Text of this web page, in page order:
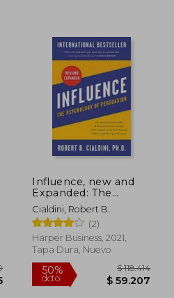
Influence, new and
Expanded: The
Psychology of
Persuasion (en
Inglés)
Cialdini, Robert B.
(2)
Harper Business, 2021,
Tapa Dura, Nuevo